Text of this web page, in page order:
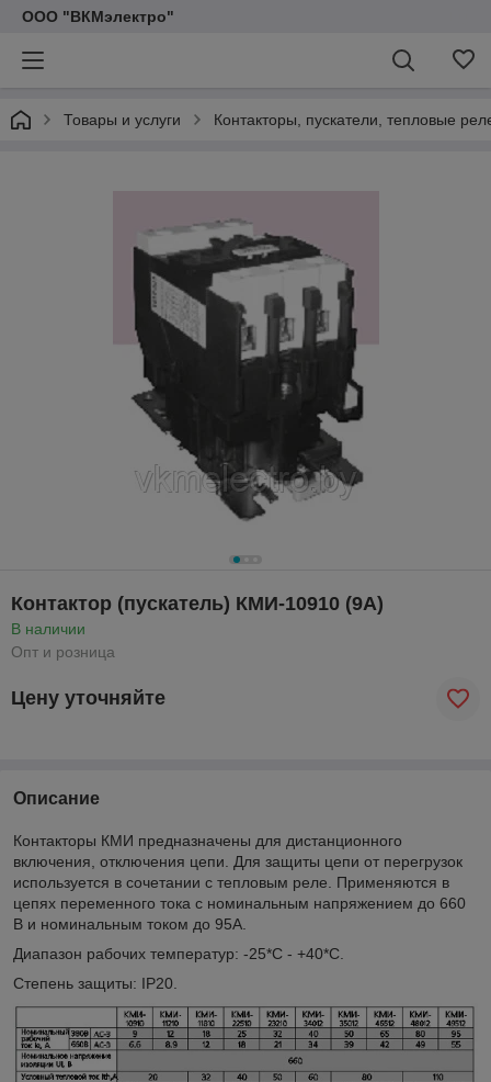
ООО "ВКМэлектро"
Товары и услуги Контакторы, пускатели, тепловые
Контактор (пускатель) КМИ-10910 (9А)
В наличии
Опт и розница
Цену уточняйте
Описание
Контакторы КМИ предназначены для дистанционного
включения, отключения цепи. Для защиты цепи от перегрузок
используется в сочетании с тепловым реле. Применяются в
цепях переменного тока с номинальным напряжением до 660
В и номинальным током до 95А.
Диапазон рабочих температур: -25*С - +40*С.
Степень защиты: IP20.